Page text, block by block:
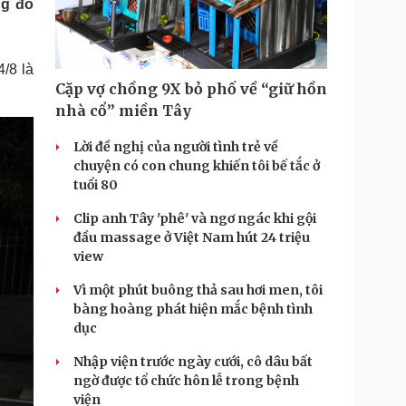
nghiệp 24h
Doanh nhân
Tin Công nghệ
Trải nghiệm
Chuyển đổi số
Podcast
Câu chuyện thời sự
Đọc truyện đêm khuya
Cửa sổ tình yêu
đó
8 là
Cặp vợ chồng 9X bỏ phố về “giữ hồn
nhà cổ” miền Tây
Lời đề nghị của người tình trẻ về
chuyện có con chung khiến tôi bế tắc ở
tuổi 80
Clip anh Tây 'phê' và ngơ ngác khi gội
đầu massage ở Việt Nam hút 24 triệu
view
Vì một phút buông thả sau hơi men, tôi
bàng hoàng phát hiện mắc bệnh tình
dục
Nhập viện trước ngày cưới, cô dâu bất
ngờ được tổ chức hôn lễ trong bệnh
viện